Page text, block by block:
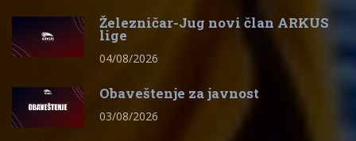
Železničar-Jug novi član ARKUS
lige
04/08/2026
Obaveštenje za javnost
03/08/2026